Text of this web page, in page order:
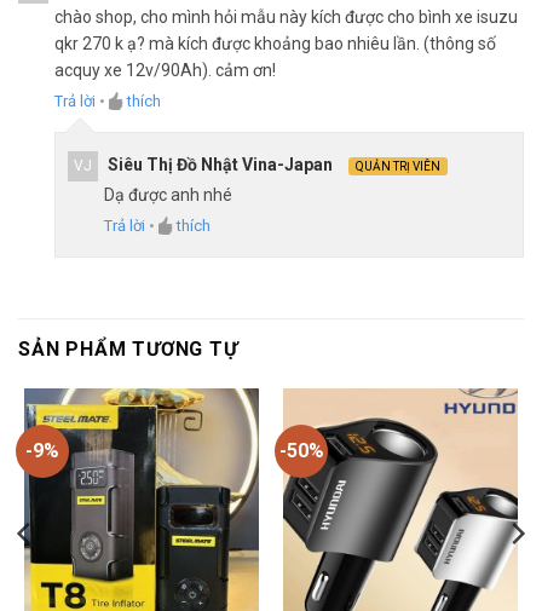
chào shop, cho mình hỏi mẫu này kích được cho bình xe isuzu
qkr 270 k ạ? mà kích được khoảng bao nhiêu lần. (thông số
acquy xe 12v/90Ah). cảm ơn!
Trả lời • thích
VJ Siêu Thị Đồ Nhật Vina-Japan QUẢN TRỊ VIÊN
Dạ được anh nhé
Trả lời • thích
SẢN PHẨM TƯƠNG TỰ
-9% -50%